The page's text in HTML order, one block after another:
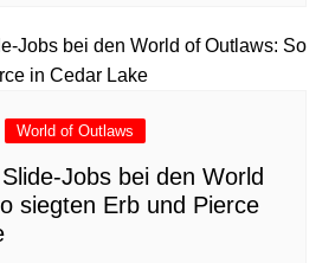
World of Outlaws
Jobs bei den World
siegten Erb und Pierce